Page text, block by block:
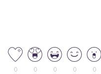
0 0 0 0 0